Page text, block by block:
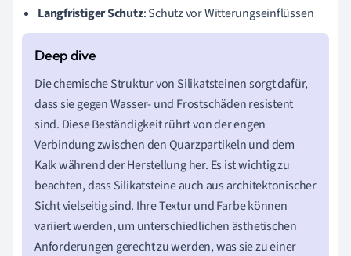
Langfristiger Schutz: Schutz vor Witterungseinflüssen
Die chemische Struktur von Silikatsteinen sorgt dafür,
dass sie gegen Wasser- und Frostschäden resistent
sind. Diese Beständigkeit rührt von der engen
Verbindung zwischen den Quarzpartikeln und dem
Kalk während der Herstellung her. Es ist wichtig zu
beachten, dass Silikatsteine auch aus architektonischer
Sicht vielseitig sind. Ihre Textur und Farbe können
variiert werden, um unterschiedlichen ästhetischen
Anforderungen gerecht zu werden, was sie zu einer